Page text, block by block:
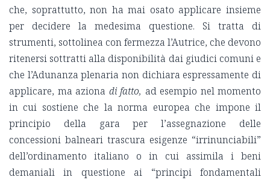
che, soprattutto, non ha mai osato applicare insieme
per decidere la medesima questione. Si tratta di
strumenti, sottolinea con fermezza l’Autrice, che devono
ritenersi sottratti alla disponibilità dai giudici comuni e
che l’Adunanza plenaria non dichiara espressamente di
applicare, ma aziona di fatto, ad esempio nel momento
in cui sostiene che la norma europea che impone il
principio della gara per l’assegnazione delle
concessioni balneari trascura esigenze “irrinunciabili”
dell’ordinamento italiano o in cui assimila i beni
demaniali in questione ai “principi fondamentali